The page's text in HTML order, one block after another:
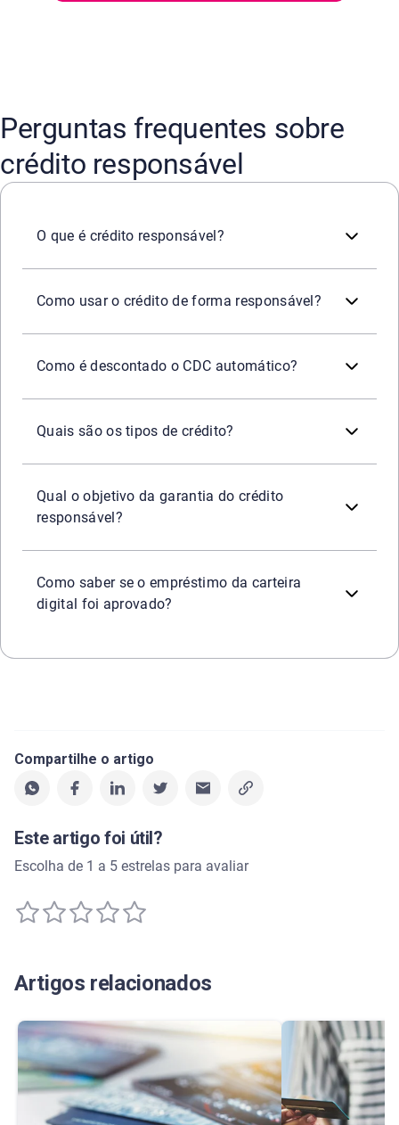
Perguntas frequentes sobre
crédito responsável
O que é crédito responsável?
Como usar o crédito de forma responsável?
Como é descontado o CDC automático?
Quais são os tipos de crédito?
Qual o objetivo da garantia do crédito
responsável?
Como saber se o empréstimo da carteira
digital foi aprovado?
Compartilhe o artigo
Este artigo foi útil?
Escolha de 1 a 5 estrelas para avaliar
Artigos relacionados